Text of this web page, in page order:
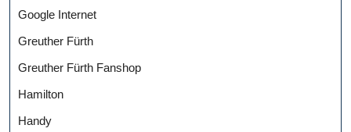
Google Internet
Greuther Fürth
Greuther Fürth Fanshop
Hamilton
Handy